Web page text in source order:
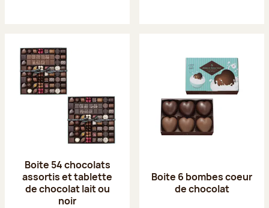
Boite 54 chocolats
assortis et tablette
de chocolat lait ou
noir
Boite 6 bombes coeur
de chocolat